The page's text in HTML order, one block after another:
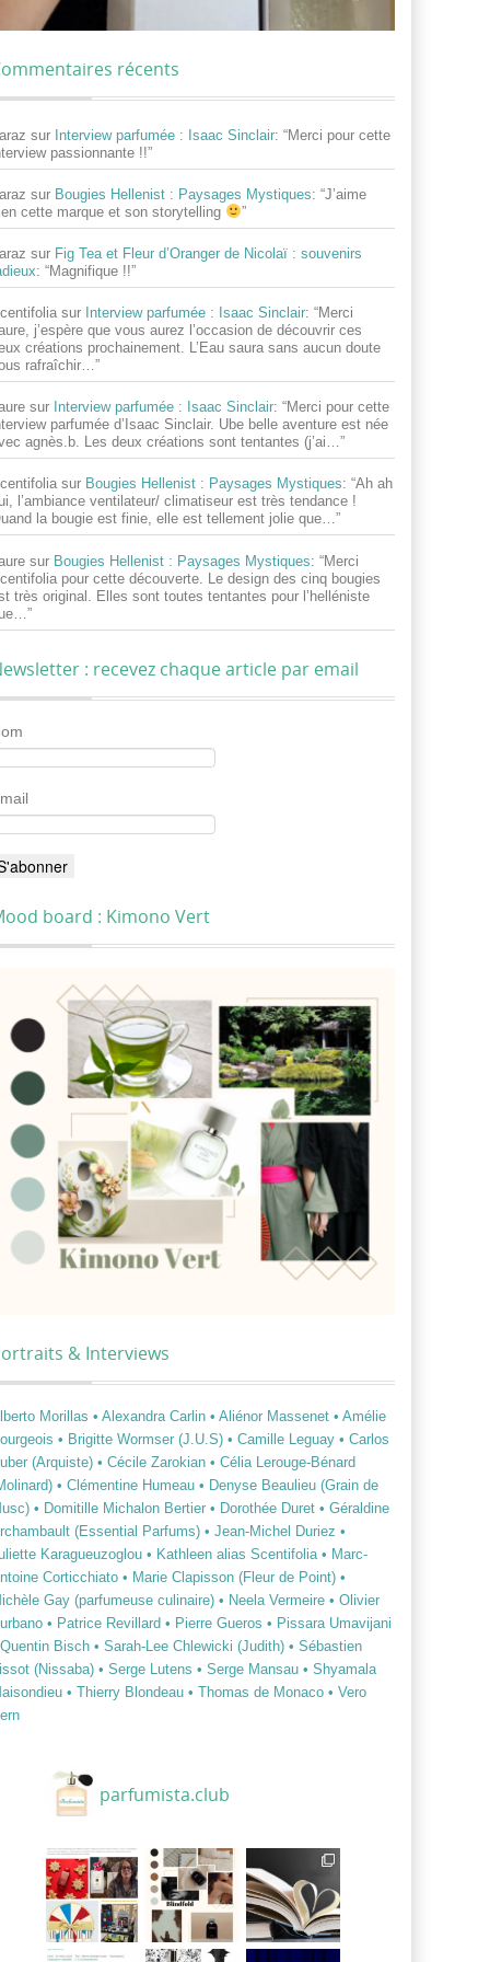
récents
sur Interview parfumée : Isaac Sinclair: “Merci pour cette
passionnante !!”
sur Bougies Hellenist : Paysages Mystiques: “J’aime
cette marque et son storytelling
”
sur Fig Tea et Fleur d’Oranger de Nicolaï : souvenirs
: “Magnifique !!”
sur Interview parfumée : Isaac Sinclair: “Merci
j’espère que vous aurez l’occasion de découvrir ces
créations prochainement. L’Eau saura sans aucun doute
rafraîchir…”
sur Interview parfumée : Isaac Sinclair: “Merci pour cette
parfumée d’Isaac Sinclair. Ube belle aventure est née
agnès.b. Les deux créations sont tentantes (j’ai…”
sur Bougies Hellenist : Paysages Mystiques: “Ah ah
l’ambiance ventilateur/ climatiseur est très tendance !
la bougie est finie, elle est tellement jolie que…”
sur Bougies Hellenist : Paysages Mystiques: “Merci
pour cette découverte. Le design des cinq bougies
très original. Elles sont toutes tentantes pour l’helléniste
”
: recevez chaque article par email
board : Kimono Vert
& Interviews
Morillas • Alexandra Carlin • Aliénor Massenet • Amélie
• Brigitte Wormser (J.U.S) • Camille Leguay • Carlos
(Arquiste) • Cécile Zarokian • Célia Lerouge-Bénard
• Clémentine Humeau • Denyse Beaulieu (Grain de
• Domitille Michalon Bertier • Dorothée Duret • Géraldine
(Essential Parfums) • Jean-Michel Duriez •
Karagueuzoglou • Kathleen alias Scentifolia • Marc-
Corticchiato • Marie Clapisson (Fleur de Point) •
Gay (parfumeuse culinaire) • Neela Vermeire • Olivier
• Patrice Revillard • Pierre Gueros • Pissara Umavijani
Bisch • Sarah-Lee Chlewicki (Judith) • Sébastien
(Nissaba) • Serge Lutens • Serge Mansau • Shyamala
• Thierry Blondeau • Thomas de Monaco • Vero
parfumista.club